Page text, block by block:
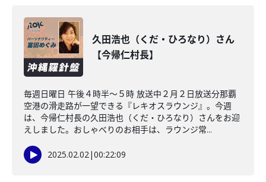
久田浩也（くだ・ひろなり）さん
【今帰仁村長】
毎週日曜日 午後４時半～５時 放送中２月２日放送分那覇
空港の滑走路が一望できる『レキオスラウンジ』。今週
は、今帰仁村長の久田浩也（くだ・ひろなり）さんをお迎
えしました。おしゃべりのお相手は、ラウンジ常...
2025.02.02|00:22:09